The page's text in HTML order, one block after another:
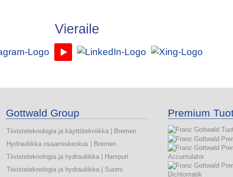
Vieraile
Gottwald Group
Tiivisteteknologia ja käyttötekniikka | Bremen
Hydrauliikka osaamiskeskus | Bremen
Tiivisteteknologia ja hydrauliikka | Hampuri
Tiivisteteknologia ja hydrauliikka | Suomi
Premium